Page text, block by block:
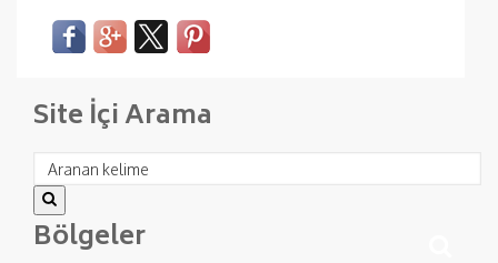
Site İçi Arama
Bölgeler